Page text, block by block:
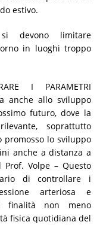
estivo.
devono limitare
in luoghi troppo
I PARAMETRI
anche allo sviluppo
futuro, dove la
soprattutto
promosso lo sviluppo
anche a distanza a
Volpe – Questo
di controllare i
arteriosa e
finalità non meno
fisica quotidiana del